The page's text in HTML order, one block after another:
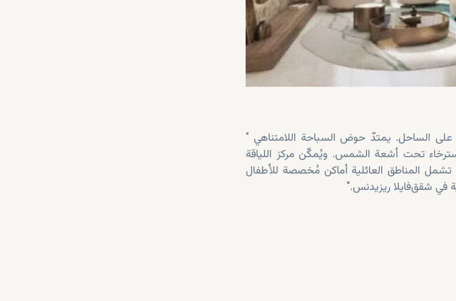
" مرافق عائلية متكاملة للاستمتاع بحياة مميزة على الساحل. يمتدّ حوض السباحة اللامتناهي
تحت أشعة الشمس. ويُمكّن مركز اللياقة
تشمل المناطق العائلية أماكن مُخصصة للأطفال
فايلا ريزيدنس".